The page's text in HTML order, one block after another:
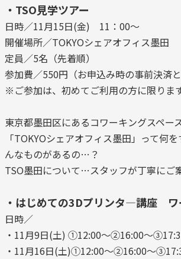
・TSO見学ツアー
日時／11月15日(金) 11：00～
開催場所／TOKYOシェアオフィス墨田
定員／5名（先着順）
参加費／550円（お申込み時の事前決済と
※ご参加は、初めてご利用の方に限りま
東京都墨田区にあるコワーキングスペー
「TOKYOシェアオフィス墨田」って何
んなものがあるの…？
TSO墨田について…スタッフが丁寧にご
・はじめての3Dプリンタ―講座 ワ
日時／
・11月9日(土) ①12:00～②16:00～
・11月16日(土)①12:00～②16:00～